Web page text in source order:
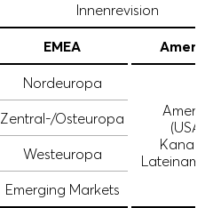
Innenrevision
EMEA
Nordeuropa
(USA/
Zentral-/Osteuropa
Westeuropa
Emerging Markets